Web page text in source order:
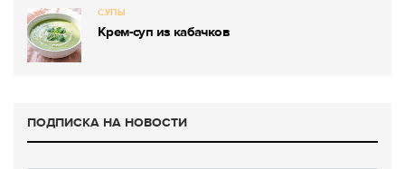
СУПЫ
Крем-суп из кабачков
ПОДПИСКА НА НОВОСТИ